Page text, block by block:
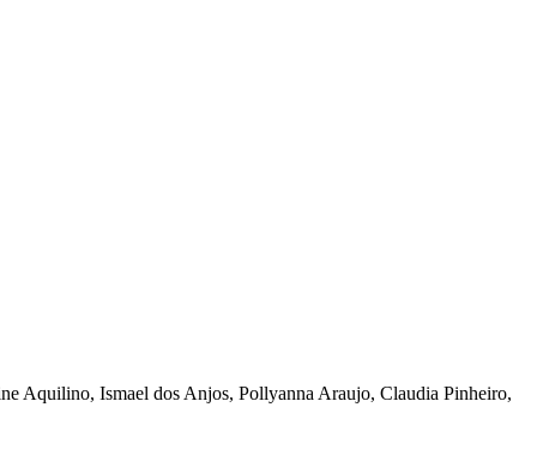
Aquilino, Ismael dos Anjos, Pollyanna Araujo, Claudia Pinheiro,